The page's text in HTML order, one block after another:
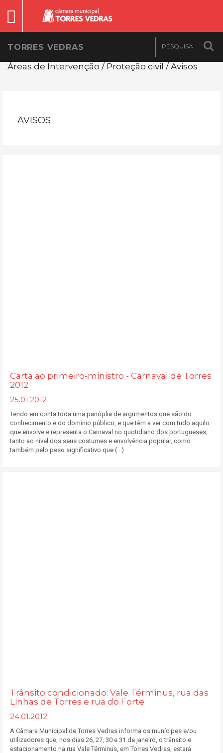
TORRES VEDRAS
Áreas de Intervenção / Proteção civil / Avisos
AVISOS
Carta ao primeiro-ministro - Carnaval de Torres
2012
25.01.2012
Tendo em conta toda uma panóplia de argumentos que são do
conhecimento e do domínio público, e que têm a ver com tudo aquilo
que envolve e representa o Carnaval no quotidiano dos portugueses,
tanto ao nível dos seus costumes e envolvência popular, como
também pelo peso significativo que (...)
Trânsito condicionado: Vale Términus, rua das
Linhas de Torres e rua do Forte
24.01.2012
A Câmara Municipal de Torres Vedras informa os munícipes e/ou
utilizadores que, nos dias 26, 27, 30 e 31 de janeiro, o trânsito e
estacionamento na rua Vale Términus, em Torres Vedras, estará